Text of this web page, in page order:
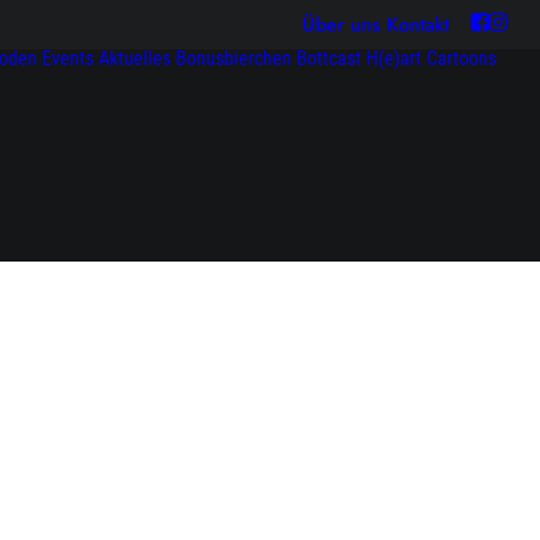
Über uns Kontakt
Events Aktuelles Bonusbierchen Bottcast H(e)art Cartoons